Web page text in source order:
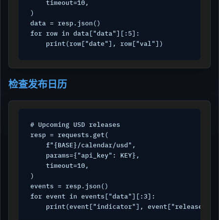
    timeout=10,
)
data = resp.json()
for row in data["data"][:5]:
检查发布日历
# Upcoming USD releases
resp = requests.get(
    f"{BASE}/calendar/usd",
    params={"api_key": KEY},
    timeout=10,
)
events = resp.json()
for event in events["data"][:3]: